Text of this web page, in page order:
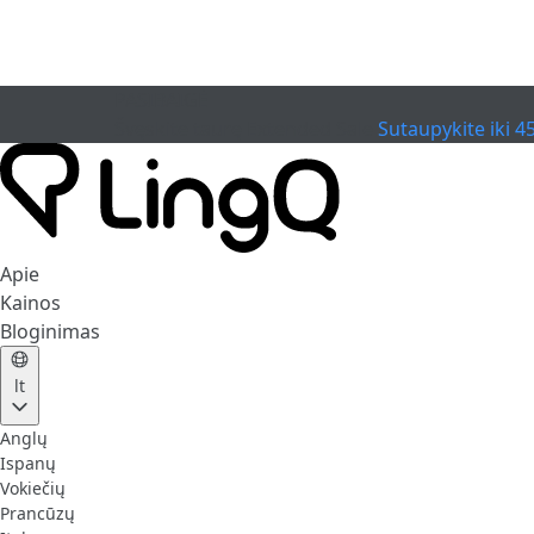
Sutaupykite iki
Apie
Kainos
Bloginimas
lt
Anglų
Ispanų
Vokiečių
Prancūzų